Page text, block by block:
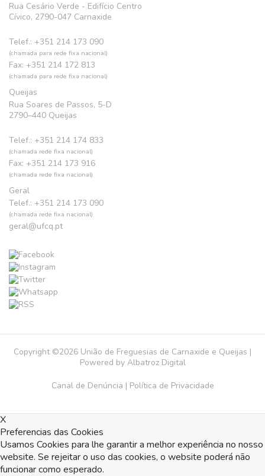
Rua Cesário Verde - Edifício Centro
Cívico, 2790-047 Carnaxide
Telef.: +351 214 173 090
(chamada para rede fixa nacional)
Fax: +351 214 172 813
(chamada para rede fixa nacional)
Queijas
Rua Soares de Passos, 5-D
2790–440 Queijas
Telef.: +351 214 174 833
(chamada rede fixa nacional)
Fax: +351 214 173 916
(chamada rede fixa nacional)
Geral
Telef.: +351 214 173 090
(chamada rede fixa nacional)
geral@ufcq.pt
Copyright ©2026 União de Freguesias de Carnaxide e Queijas |
Powered by Albatroz Digital
Canal de Denúncia | Política de Privacidade
X
Preferencias das Cookies
Usamos Cookies para lhe garantir a melhor experiência no nosso
website. Se rejeitar o uso das cookies, o website poderá não
funcionar como esperado.